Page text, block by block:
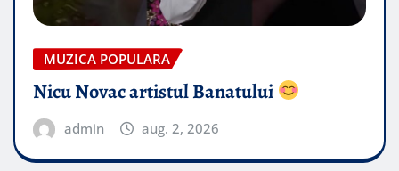
MUZICA POPULARA
Nicu Novac artistul Banatului
admin aug. 2, 2026